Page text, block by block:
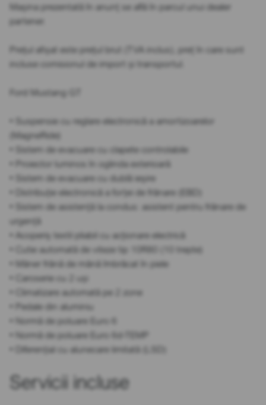
Mașina prezentată în anunț se află în parcul unui dealer
partener.
Prețul afișat este prețul brut (TVA inclus), preț în care sunt
incluse comisionul de import și transportul.
Ford Mustang GT
• Suspensie cu reglare electronică a amortizoarelor
(MagneRide)
• Sistem de evacuare cu clapete controlabile
• Proiector luminos în oglinda exterioară
• Sistem de evacuare cu dublă ieșire
• Distribuție electronică a forței de frânare (EBD)
• Sistem de asistență la condus: asistent pentru frânare de
urgență
• Acoperiș textil pliabil cu acționare electrică
• Cutie automată de viteze tip 10R80 (10 trepte)
• Mâner frână de mână îmbrăcat în piele
• Caroserie cu 2 uși
• Climatizare automată pe 2 zone
• Pedale din aluminiu
• Normă de poluare Euro 6
• Normă de poluare Euro 6d-TEMP
• Diferențial cu alunecare limitată (LSD)
Servicii incluse